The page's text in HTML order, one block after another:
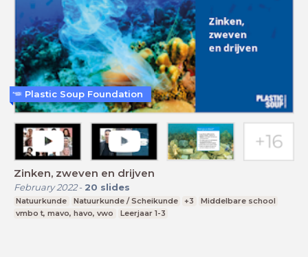
Zinken, zweven en drijven
February 2022- 20 slides
Natuurkunde Natuurkunde / Scheikunde +3
Middelbare school
vmbo t, mavo, havo, vwo
Leerjaar 1-3
Plastic Soup Foundation